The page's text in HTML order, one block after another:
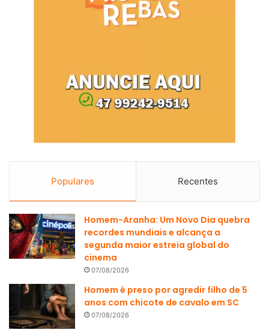
Populares Recentes
Homem-Aranha: Um Novo Dia quebra
recordes mundiais e alcança a
segunda maior estreia global do
cinema
07/08/2026
Homem é preso por agredir filho de 5
anos com chicote de cavalo em SC
07/08/2026